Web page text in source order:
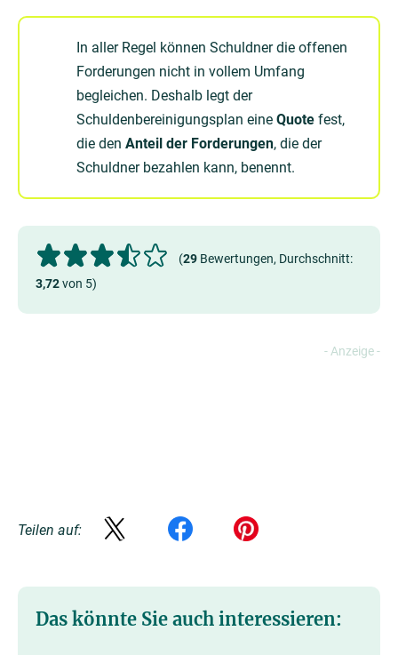
In aller Regel können Schuldner die offenen
Forderungen nicht in vollem Umfang
begleichen. Deshalb legt der
Schuldenbereinigungsplan eine Quote fest,
die den Anteil der Forderungen, die der
Schuldner bezahlen kann, benennt.
(29 Bewertungen, Durchschnitt:
3,72von 5)
Teilen auf:
Das könnte Sie auch interessieren: